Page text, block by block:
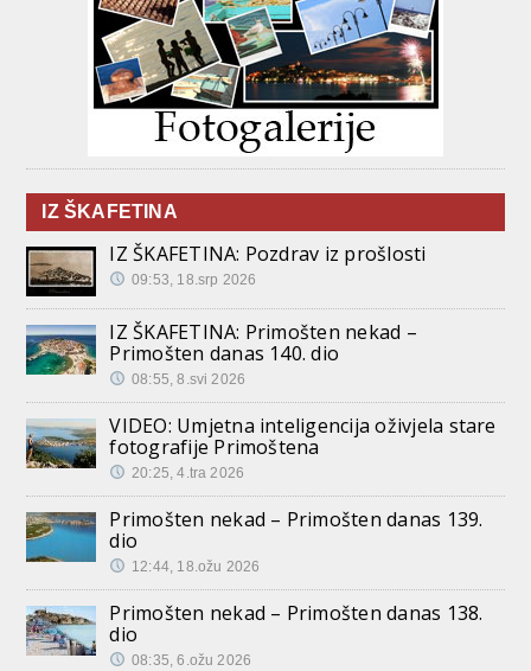
IZ ŠKAFETINA
IZ ŠKAFETINA: Pozdrav iz prošlosti
09:53, 18.srp 2026
IZ ŠKAFETINA: Primošten nekad –
Primošten danas 140. dio
08:55, 8.svi 2026
VIDEO: Umjetna inteligencija oživjela stare
fotografije Primoštena
20:25, 4.tra 2026
Primošten nekad – Primošten danas 139.
dio
12:44, 18.ožu 2026
Primošten nekad – Primošten danas 138.
dio
08:35, 6.ožu 2026